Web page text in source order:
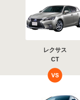
レクサス
CT